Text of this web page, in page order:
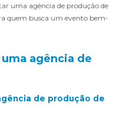
uma agência de produção de
quem busca um evento bem-
agência de
de produção de